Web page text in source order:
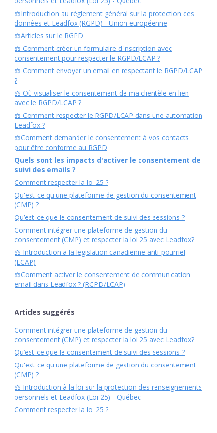
⚖️Introduction au règlement général sur la protection des
données et Leadfox (RGPD) - Union européenne
⚖️Articles sur le RGPD
⚖️ Comment créer un formulaire d'inscription avec
consentement pour respecter le RGPD/LCAP ?
⚖️ Comment envoyer un email en respectant le RGPD/LCAP
?
⚖️ Où visualiser le consentement de ma clientèle en lien
avec le RGPD/LCAP ?
⚖️ Comment respecter le RGPD/LCAP dans une automation
Leadfox ?
⚖️Comment demander le consentement à vos contacts
pour être conforme au RGPD
Quels sont les impacts d'activer le consentement de
suivi des emails ?
Comment respecter la loi 25 ?
Qu'est-ce qu'une plateforme de gestion du consentement
(CMP) ?
Qu’est-ce que le consentement de suivi des sessions ?
Comment intégrer une plateforme de gestion du
consentement (CMP) et respecter la loi 25 avec Leadfox?
⚖️ Introduction à la législation canadienne anti-pourriel
(LCAP)
⚖️Comment activer le consentement de communication
email dans Leadfox ? (RGPD/LCAP)
Articles suggérés
Comment intégrer une plateforme de gestion du
consentement (CMP) et respecter la loi 25 avec Leadfox?
Qu’est-ce que le consentement de suivi des sessions ?
Qu'est-ce qu'une plateforme de gestion du consentement
(CMP) ?
⚖️ Introduction à la loi sur la protection des renseignements
personnels et Leadfox (Loi 25) - Québec
Comment respecter la loi 25 ?